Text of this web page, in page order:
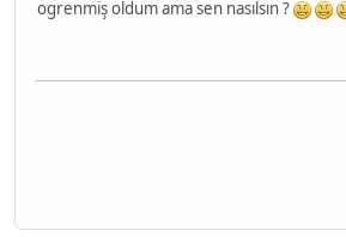
ogrenmiş oldum ama sen nasılsın ?